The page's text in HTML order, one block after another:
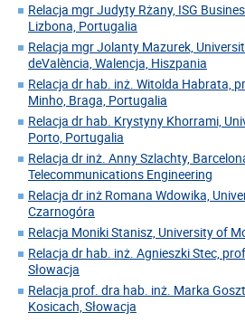
Relacja mgr Judyty Rżany, ISG
Lizbona, Portugalia
Relacja mgr Jolanty Mazurek,
deValència, Walencja, Hiszpania
Relacja dr hab. inż. Witolda Habrata,
Minho, Braga, Portugalia
Relacja dr hab. Krystyny Khorrami,
Porto, Portugalia
Relacja dr inż. Anny Szlachty,
Telecommunications Engineering
Relacja dr inż Romana Wdowika,
Czarnogóra
Relacja Moniki Stanisz, University of
Relacja dr hab. inż. Agnieszki Stec,
Słowacja
Relacja prof. dra hab. inż. Marka
Kosicach, Słowacja